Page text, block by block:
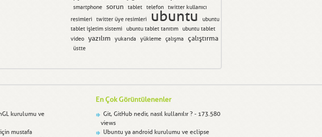
smartphone
sorun tablet telefon
twitter kullanıcı
resimleri
twitter üye resimleri ubuntu
ubuntu
tablet işletim sistemi
ubuntu tablet tanıtım
ubuntu tablet
video
yazılım yukarıda yükleme çalışma çalıştırma
üstte
kurulumu ve
için mustafa
En Çok Görüntülenenler
Git, GitHub nedir, nasıl kullanılır ? - 173.580
views
Ubuntu ya android kurulumu ve eclipse